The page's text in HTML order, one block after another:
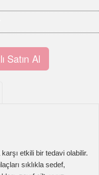
Al
etkili bir tedavi olabilir.
cildi olumsuz
deri hücrelerine
erken yaşlanmaya,